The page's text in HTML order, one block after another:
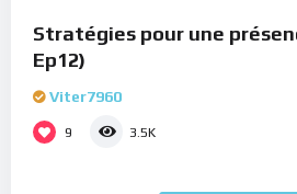
Stratégies pour une
Ep12)
Viter7960
9 3.5K